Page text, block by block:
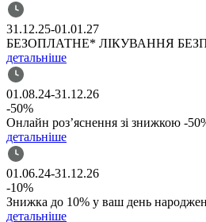
31.12.25-01.01.27
БЕЗОПЛАТНЕ* ЛІКУВАННЯ
детальніше
01.08.24-31.12.26
-50%
Онлайн роз’яснення зі знижкою -
детальніше
01.06.24-31.12.26
-10%
Знижка до 10% у ваш день
детальніше